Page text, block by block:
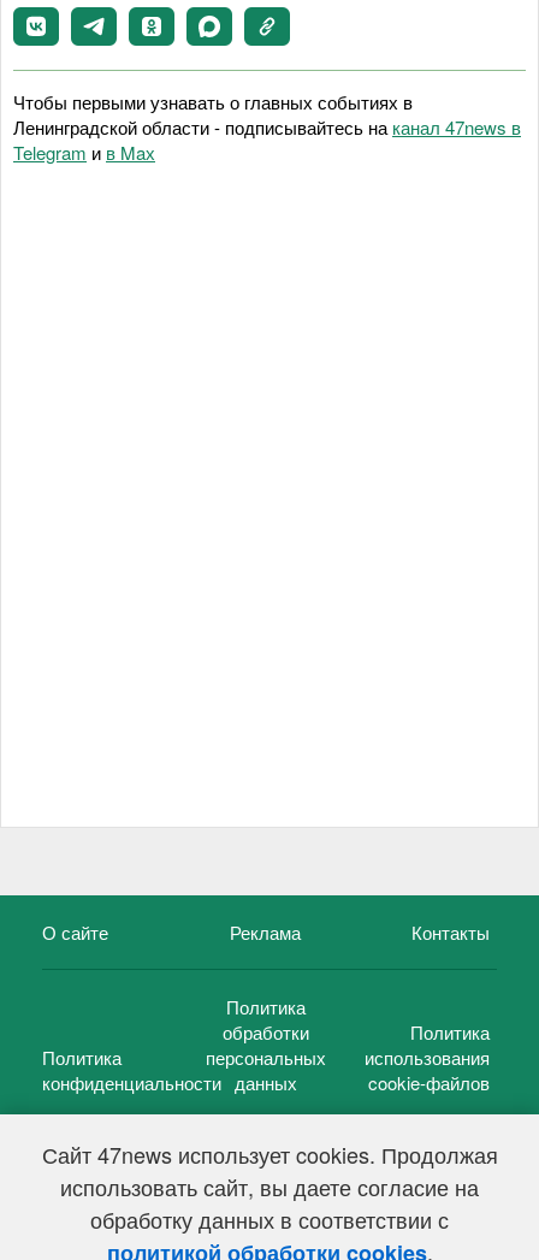
Сайт 47news использует cookies. Продолжая
использовать сайт, вы даете согласие на
обработку данных в соответствии с
политикой обработки cookies.
Чтобы первыми узнавать о главных событиях в
Ленинградской области - подписывайтесь на канал 47news в
Telegram и в Maх
О сайте Реклама Контакты
Политика
конфиденциальности
Политика
обработки
персональных
данных
Политика
использования
cookie-файлов
47 новостей (47 news)2005 — 2026 г.
Свидетельство о регистрации СМИ Эл № ФС 77-39848, выдано
Федеральной службой по надзору в сфере связи,